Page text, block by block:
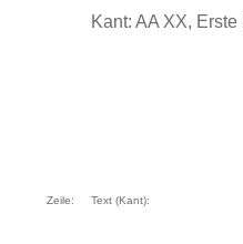
Kant: AA XX,
Zeile: Text (Kant):